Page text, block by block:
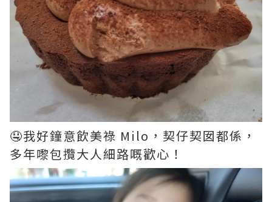
🤤我好鐘意飲美祿 Milo，契仔契囡都係，
多年嚟包攬大人細路嘅歡心！